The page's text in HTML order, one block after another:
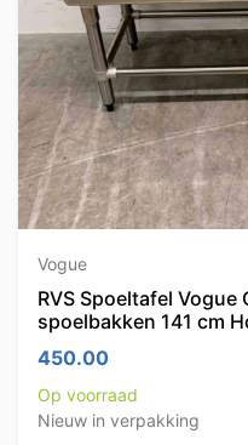
Vogue
RVS Spoeltafel Vogue
spoelbakken 141 cm
450.00
Op voorraad
Nieuw in verpakking